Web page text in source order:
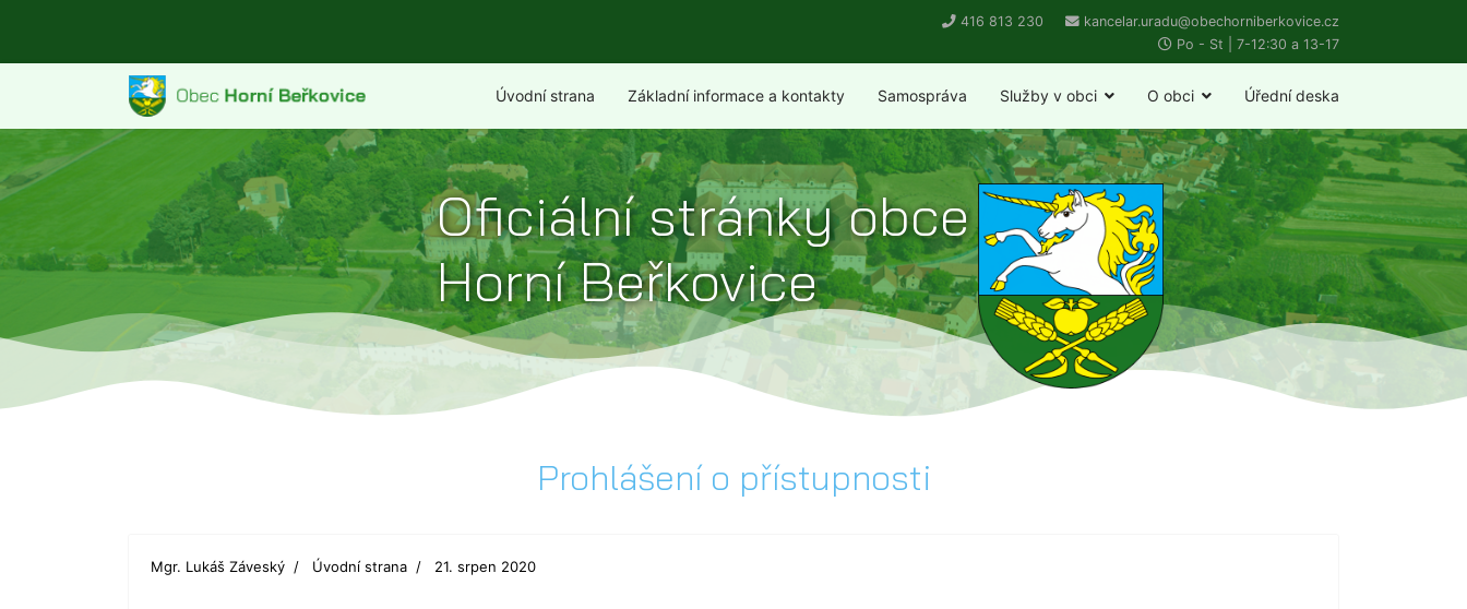
416 813 230
kancelar.uradu@obechorniberkovice.cz
Po - St | 7-12:30 a 13-17
Úvodní strana Základní informace a kontakty Samospráva Služby v obci O obci Úřední deska
Oficiální stránky obce
Horní Beřkovice
Prohlášení o přístupnosti
Mgr. Lukáš Záveský Úvodní strana 21. srpen 2020